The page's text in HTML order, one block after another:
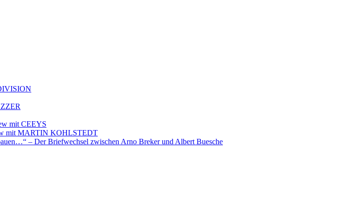
mit CEEYS
mit MARTIN KOHLSTEDT
– Der Briefwechsel zwischen Arno Breker und Albert Buesche